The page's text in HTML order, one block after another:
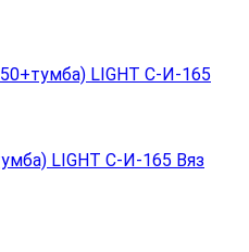
LIGHT С-И-165 Вяз